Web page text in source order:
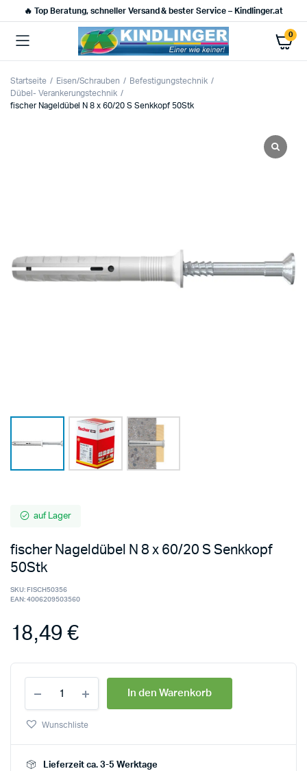
🔥 Top Beratung, schneller Versand & bester Service – Kindlinger.at
0
Startseite Eisen/Schrauben
Befestigungstechnik
Dübel- Verankerungstechnik
fischer Nageldübel N 8 x 60/20 S Senkkopf 50Stk
auf Lager
fischer Nageldübel N 8 x 60/20 S Senkkopf
50Stk
SKU: FISCH50356
EAN:4006209503560
18,49€
In den Warenkorb
Wunschliste
Lieferzeit ca. 3-5 Werktage